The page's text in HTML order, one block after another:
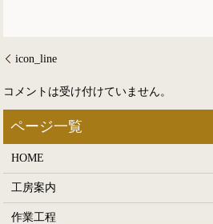
icon_line
コメントは受け付けていません。
HOME
工房案内
作業工程